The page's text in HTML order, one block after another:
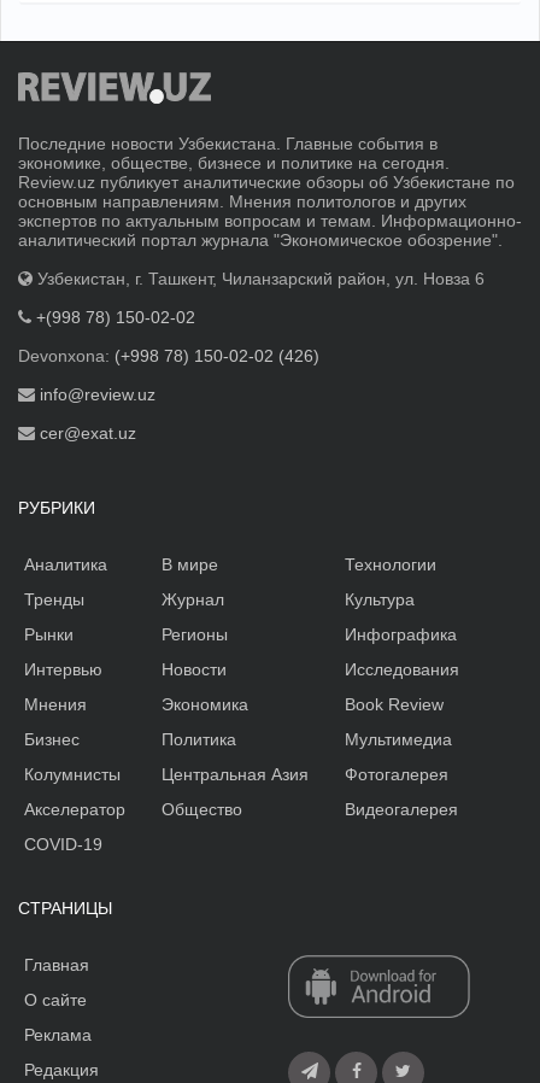
Последние новости Узбекистана. Главные события в
экономике, обществе, бизнесе и политике на сегодня.
Review.uz публикует аналитические обзоры об Узбекистане по
основным направлениям. Мнения политологов и других
экспертов по актуальным вопросам и темам. Информационно-
аналитический портал журнала "Экономическое обозрение".
Узбекистан, г. Ташкент, Чиланзарский район, ул. Новза 6
+(998 78) 150-02-02
Devonxona: (+998 78) 150-02-02 (426)
info@review.uz
cer@exat.uz
РУБРИКИ
Аналитика
Тренды
Рынки
Интервью
Мнения
Бизнес
Колумнисты
Акселератор
В мире
Журнал
Регионы
Новости
Экономика
Политика
Центральная Азия
Общество
Технологии
Культура
Инфографика
Исследования
Book Review
Мультимедиа
Фотогалерея
Видеогалерея
COVID-19
СТРАНИЦЫ
Главная
О сайте
Реклама
Редакция